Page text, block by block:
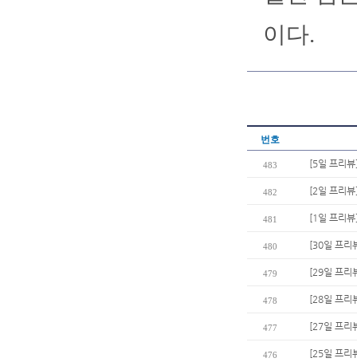
이다.
번호
483 [5일 프리
482 [2일 프리
481 [1일 프리
480 [30일 프리
479 [29일 프리
478 [28일 프리
477 [27일 프리
476 [25일 프리